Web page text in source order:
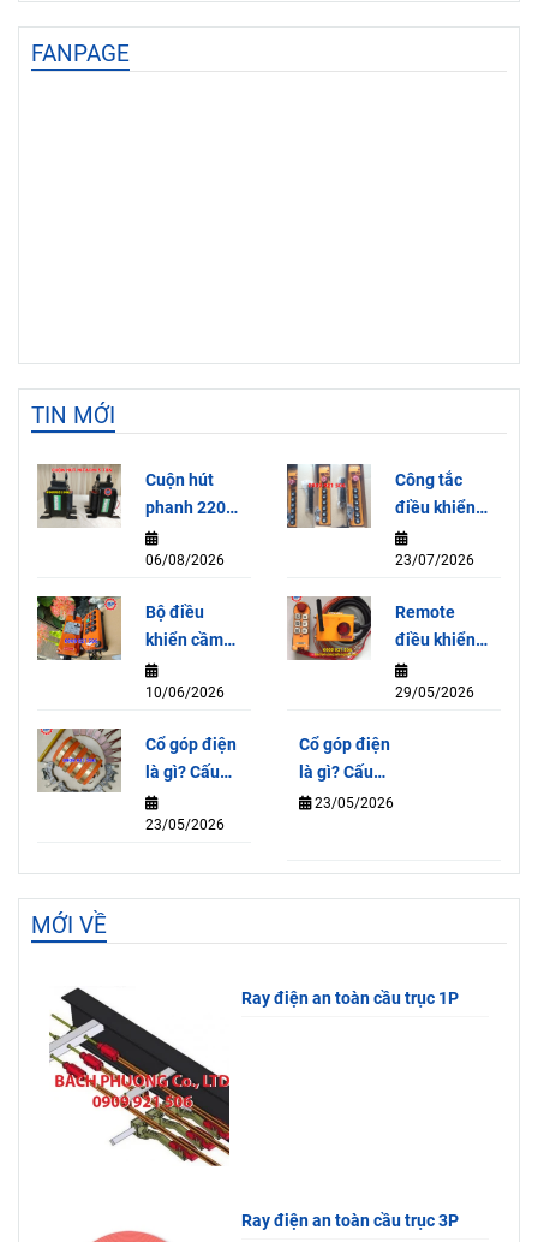
FANPAGE
TIN MỚI
Cuộn hút
phanh 220V
dùng cho
Palang 5
HITACHI
06/08/2026
Công tắc
điều khiển
cần trục HY-
1026-ABB
23/07/2026
Bộ điều
khiển cầm
tay Model
F21-E1B
10/06/2026
Remote
điều khiển
từ xa Jeico-
6KA – Giải
29/05/2026
Cổ góp điện
là gì? Cấu
tạo, nguyên
lý và tác
23/05/2026
Cổ góp điện
là gì? Cấu
tạo, nguyên
23/05/2026
MỚI VỀ
Ray điện an toàn cầu trục 1P
Ray điện an toàn cầu trục 3P